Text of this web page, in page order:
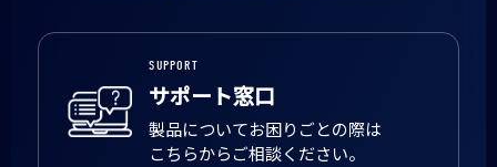
SUPPORT
サポート窓口
製品についてお困りごとの際は
こちらからご相談ください。